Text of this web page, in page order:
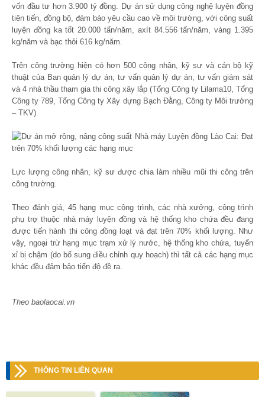
vốn đầu tư hơn 3.900 tỷ đồng. Dự án sử dụng công nghệ luyện đồng
tiên tiến, đồng bộ, đảm bảo yêu cầu cao về môi trường, với công suất
luyện đồng ka tốt 20.000 tấn/năm, axít 84.556 tấn/năm, vàng 1.395
kg/năm và bạc thỏi 616 kg/năm.
Trên công trường hiện có hơn 500 công nhân, kỹ sư và cán bộ kỹ
thuật của Ban quản lý dự án, tư vấn quản lý dự án, tư vấn giám sát
và 4 nhà thầu tham gia thi công xây lắp (Tổng Công ty Lilama10, Tổng
Công ty 789, Tổng Công ty Xây dựng Bạch Đằng, Công ty Môi trường
– TKV).
Lực lượng công nhân, kỹ sư được chia làm nhiều mũi thi công trên
công trường.
Theo đánh giá, 45 hạng mục công trình, các nhà xưởng, công trình
phụ trợ thuộc nhà máy luyện đồng và hệ thống kho chứa đều đang
được tiến hành thi công đồng loạt và đạt trên 70% khối lượng. Như
vậy, ngoại trừ hạng mục trạm xử lý nước, hệ thống kho chứa, tuyển
xỉ bị chậm (do bổ sung điều chỉnh quy hoạch) thì tất cả các hạng mục
khác đều đảm bảo tiến độ đề ra.
Theo baolaocai.vn
THÔNG TIN LIÊN QUAN